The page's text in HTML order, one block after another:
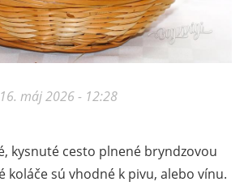
máj 2026 - 12:28
kysnuté cesto plnené bryndzovou
koláče sú vhodné k pivu, alebo vínu.